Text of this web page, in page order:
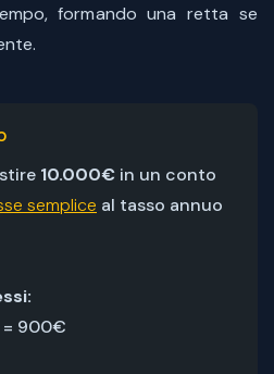
formando una retta se
10.000€ in un conto
semplice al tasso annuo
= 900€